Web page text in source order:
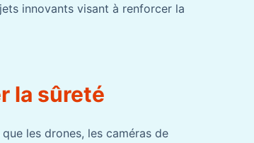
innovants visant à renforcer la
la sûreté
les drones, les caméras de